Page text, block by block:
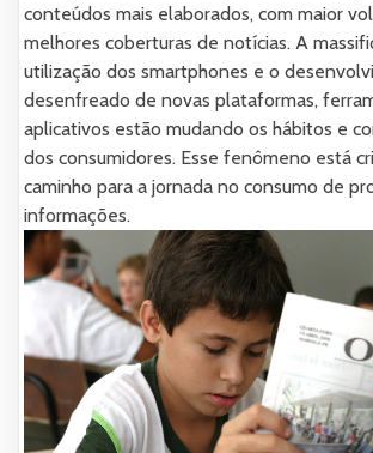
conteúdos mais elaborados, com maior
melhores coberturas de notícias. A
utilização dos smartphones e o
desenfreado de novas plataformas,
aplicativos estão mudando os hábitos e
dos consumidores. Esse fenômeno está
caminho para a jornada no consumo de
informações.